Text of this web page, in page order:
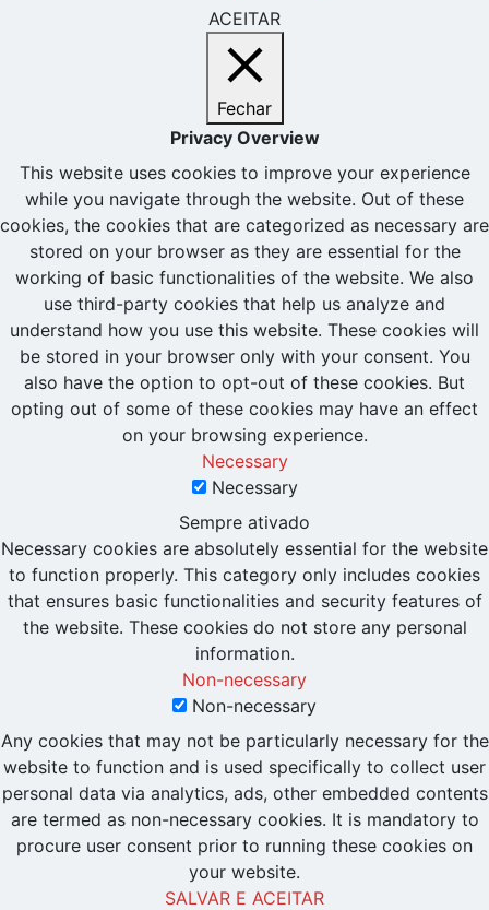
ACEITAR
Fechar
Privacy Overview
This website uses cookies to improve your experience
while you navigate through the website. Out of these
cookies, the cookies that are categorized as necessary are
stored on your browser as they are essential for the
working of basic functionalities of the website. We also
use third-party cookies that help us analyze and
understand how you use this website. These cookies will
be stored in your browser only with your consent. You
also have the option to opt-out of these cookies. But
opting out of some of these cookies may have an effect
on your browsing experience.
Necessary
Necessary
Sempre ativado
Necessary cookies are absolutely essential for the website
to function properly. This category only includes cookies
that ensures basic functionalities and security features of
the website. These cookies do not store any personal
information.
Non-necessary
Non-necessary
Any cookies that may not be particularly necessary for the
website to function and is used specifically to collect user
personal data via analytics, ads, other embedded contents
are termed as non-necessary cookies. It is mandatory to
procure user consent prior to running these cookies on
your website.
SALVAR E ACEITAR